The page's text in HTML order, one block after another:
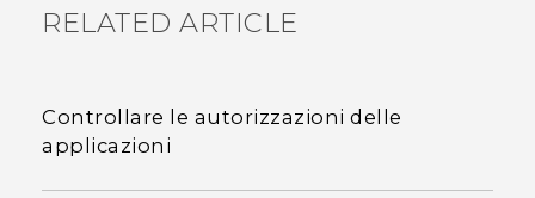
RELATED ARTICLE
Controllare le autorizzazioni delle
applicazioni